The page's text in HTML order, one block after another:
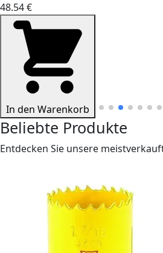
48.54 €
In den Warenkorb
Beliebte Produkte
Entdecken Sie unsere